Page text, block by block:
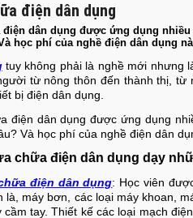
điện dân dụng
điện dân dụng được ứng dụng
học phí của nghề điện dân dụng
tuy không phải là nghề mới nhưng
từ nông thôn đến thành thị,
bị điện dân dụng.
điện dân dụng được ứng dụng
Và học phí của nghề điện dân
chữa điện dân dụng dạy
điện dân dụng: Học viên
máy bơn, các loại máy khoan,
tay. Thiết kế các loại mạch